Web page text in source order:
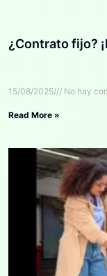
¿Contrato fijo?
15/08/2025 No hay
Read More »